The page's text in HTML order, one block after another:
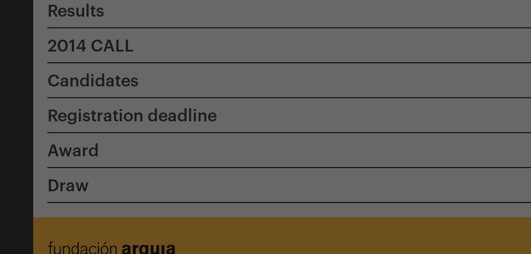
Results
2014 CALL
Candidates
Registration deadline
Award
Draw